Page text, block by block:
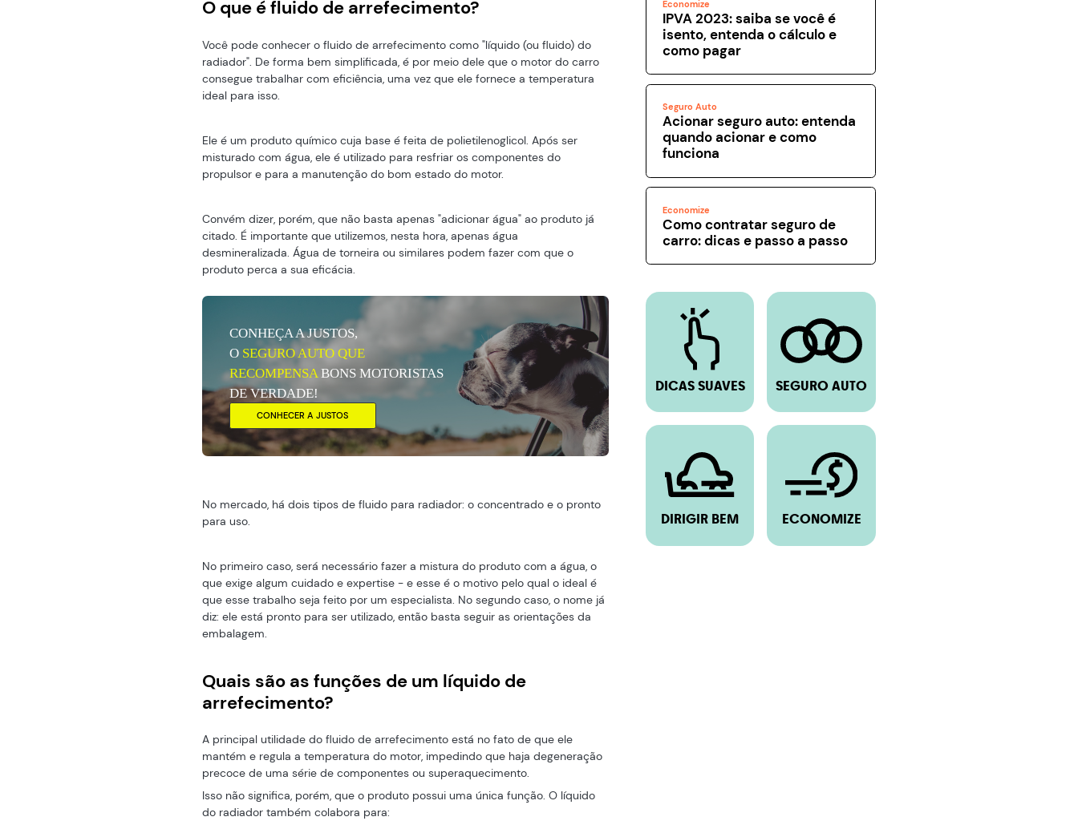
O que é fluido de arrefecimento?
Você pode conhecer o fluido de arrefecimento como "líquido (ou fluido) do
radiador". De forma bem simplificada, é por meio dele que o motor do carro
consegue trabalhar com eficiência, uma vez que ele fornece a temperatura
ideal para isso.
Ele é um produto químico cuja base é feita de polietilenoglicol. Após ser
misturado com água, ele é utilizado para resfriar os componentes do
propulsor e para a manutenção do bom estado do motor.
Convém dizer, porém, que não basta apenas "adicionar água" ao produto já
citado. É importante que utilizemos, nesta hora, apenas água
desmineralizada. Água de torneira ou similares podem fazer com que o
produto perca a sua eficácia.
CONHEÇA A JUSTOS,
O SEGURO AUTO QUE
RECOMPENSA BONS MOTORISTAS
DE VERDADE!
CONHECER A JUSTOS
No mercado, há dois tipos de fluido para radiador: o concentrado e o pronto
para uso.
No primeiro caso, será necessário fazer a mistura do produto com a água, o
que exige algum cuidado e expertise - e esse é o motivo pelo qual o ideal é
que esse trabalho seja feito por um especialista. No segundo caso, o nome já
diz: ele está pronto para ser utilizado, então basta seguir as orientações da
embalagem.
Quais são as funções de um líquido de
arrefecimento?
A principal utilidade do fluido de arrefecimento está no fato de que ele
mantém e regula a temperatura do motor, impedindo que haja degeneração
precoce de uma série de componentes ou superaquecimento.
Isso não significa, porém, que o produto possui uma única função. O líquido
do radiador também colabora para:
Economize
IPVA 2023: saiba se você é
isento, entenda o cálculo e
como pagar
Seguro Auto
Acionar seguro auto: entenda
quando acionar e como
funciona
Economize
Como contratar seguro de
carro: dicas e passo a passo
DICAS SUAVES SEGURO AUTO
DIRIGIR BEM ECONOMIZE